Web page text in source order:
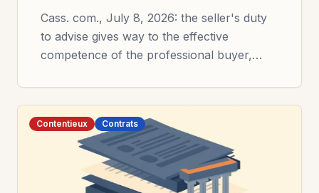
longer invoke it
Cass. com., July 8, 2026: the seller's duty
to advise gives way to the effective
competence of the professional buyer,
Contentieux Contrats